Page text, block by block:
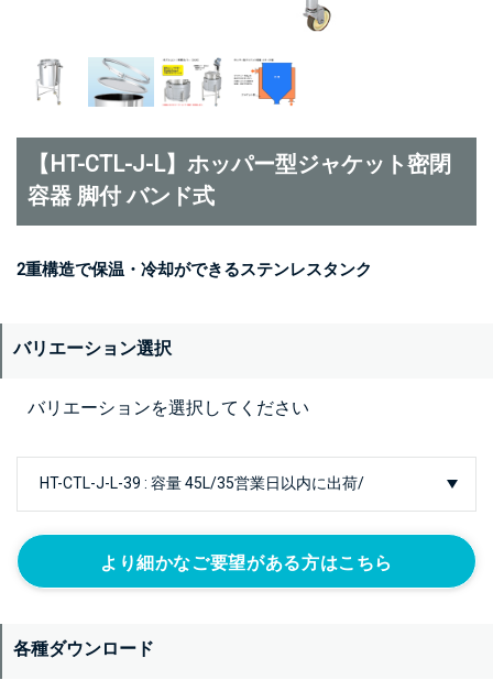
【HT-CTL-J-L】ホッパー型ジャケット密閉
容器 脚付 バンド式
2重構造で保温・冷却ができるステンレスタンク
バリエーション選択
バリエーションを選択してください
より細かなご要望がある方はこちら
各種ダウンロード